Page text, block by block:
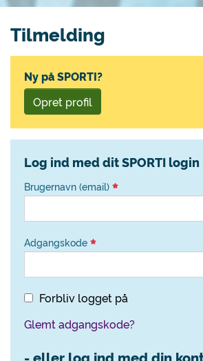
Tilmelding
Ny på SPORTI?
Opret profil
Log ind med dit SPORTI login
Brugernavn (email)
Adgangskode
Forbliv logget på
Glemt adgangskode?
- eller log ind med din